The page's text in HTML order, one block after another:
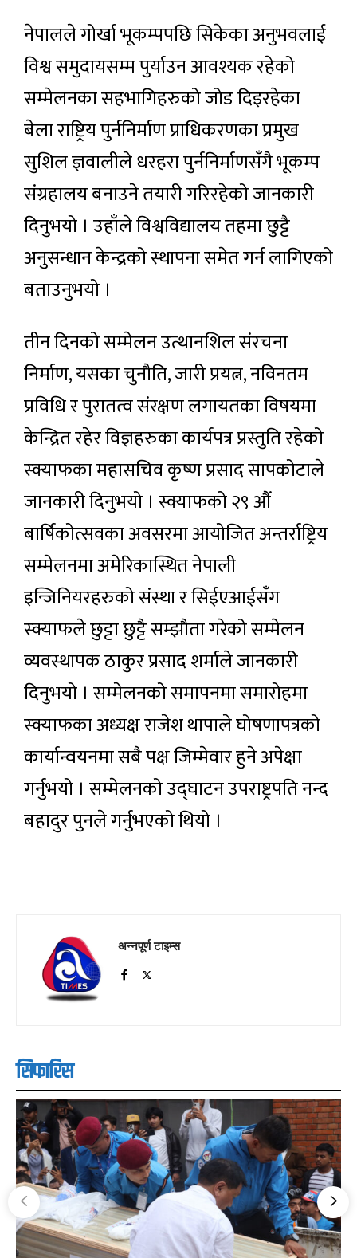
नेपालले गोर्खा भूकम्पपछि सिकेका अनुभवलाई
विश्व समुदायसम्म पुर्याउन आवश्यक रहेको
सम्मेलनका सहभागिहरुको जोड दिइरहेका
बेला राष्ट्रिय पुर्ननिर्माण प्राधिकरणका प्रमुख
सुशिल ज्ञवालीले धरहरा पुर्ननिर्माणसँगै भूकम्प
संग्रहालय बनाउने तयारी गरिरहेको जानकारी
दिनुभयो । उहाँले विश्वविद्यालय तहमा छुट्टै
अनुसन्धान केन्द्रको स्थापना समेत गर्न लागिएको
बताउनुभयो ।
तीन दिनको सम्मेलन उत्थानशिल संरचना
निर्माण, यसका चुनौति, जारी प्रयत्न, नविनतम
प्रविधि र पुरातत्व संरक्षण लगायतका विषयमा
केन्द्रित रहेर विज्ञहरुका कार्यपत्र प्रस्तुति रहेको
स्क्याफका महासचिव कृष्ण प्रसाद सापकोटाले
जानकारी दिनुभयो । स्क्याफको २९ औं
बार्षिकोत्सवका अवसरमा आयोजित अन्तर्राष्ट्रिय
सम्मेलनमा अमेरिकास्थित नेपाली
इन्जिनियरहरुको संस्था र सिईएआईसँग
स्क्याफले छुट्टा छुट्टै सम्झौता गरेको सम्मेलन
व्यवस्थापक ठाकुर प्रसाद शर्माले जानकारी
दिनुभयो । सम्मेलनको समापनमा समारोहमा
स्क्याफका अध्यक्ष राजेश थापाले घोषणापत्रको
कार्यान्वयनमा सबै पक्ष जिम्मेवार हुने अपेक्षा
गर्नुभयो । सम्मेलनको उद्घाटन उपराष्ट्रपति नन्द
बहादुर पुनले गर्नुभएको थियो ।
अन्नपूर्ण टाइम्स
सिफारिस